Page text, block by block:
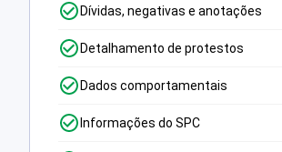
Dívidas, negativas e anotações
Detalhamento de protestos
Dados comportamentais
Informações do SPC